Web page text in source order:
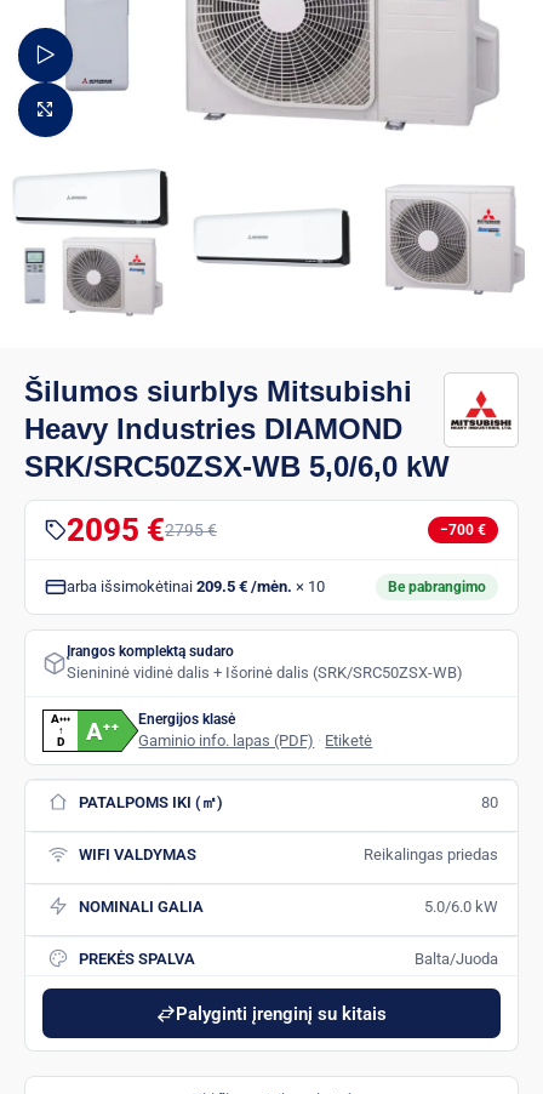
Žiūrėti video
Padidinti vaizdą
Šilumos siurblys Mitsubishi
Heavy Industries DIAMOND
SRK/SRC50ZSX-WB 5,0/6,0 kW
2095 €2795 € −700 €
arba išsimokėtinai 209.5 € /mėn. × 10 Be pabrangimo
Įrangos komplektą sudaro
Sienininė vidinė dalis + Išorinė dalis (SRK/SRC50ZSX-WB)
A+++
↑
D A++ Energijos klasė
Gaminio info. lapas (PDF) · Etiketė
PATALPOMS IKI (㎡) 80
WIFI VALDYMAS Reikalingas priedas
NOMINALI GALIA 5.0/6.0 kW
PREKĖS SPALVA Balta/Juoda
Palyginti įrenginį su kitais